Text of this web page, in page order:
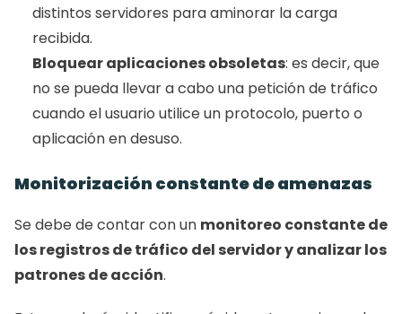
distintos servidores para aminorar la carga
recibida.
Bloquear aplicaciones obsoletas: es decir, que
no se pueda llevar a cabo una petición de tráfico
cuando el usuario utilice un protocolo, puerto o
aplicación en desuso.
Monitorización constante de amenazas
Se debe de contar con un monitoreo constante de
los registros de tráfico del servidor y analizar los
patrones de acción.